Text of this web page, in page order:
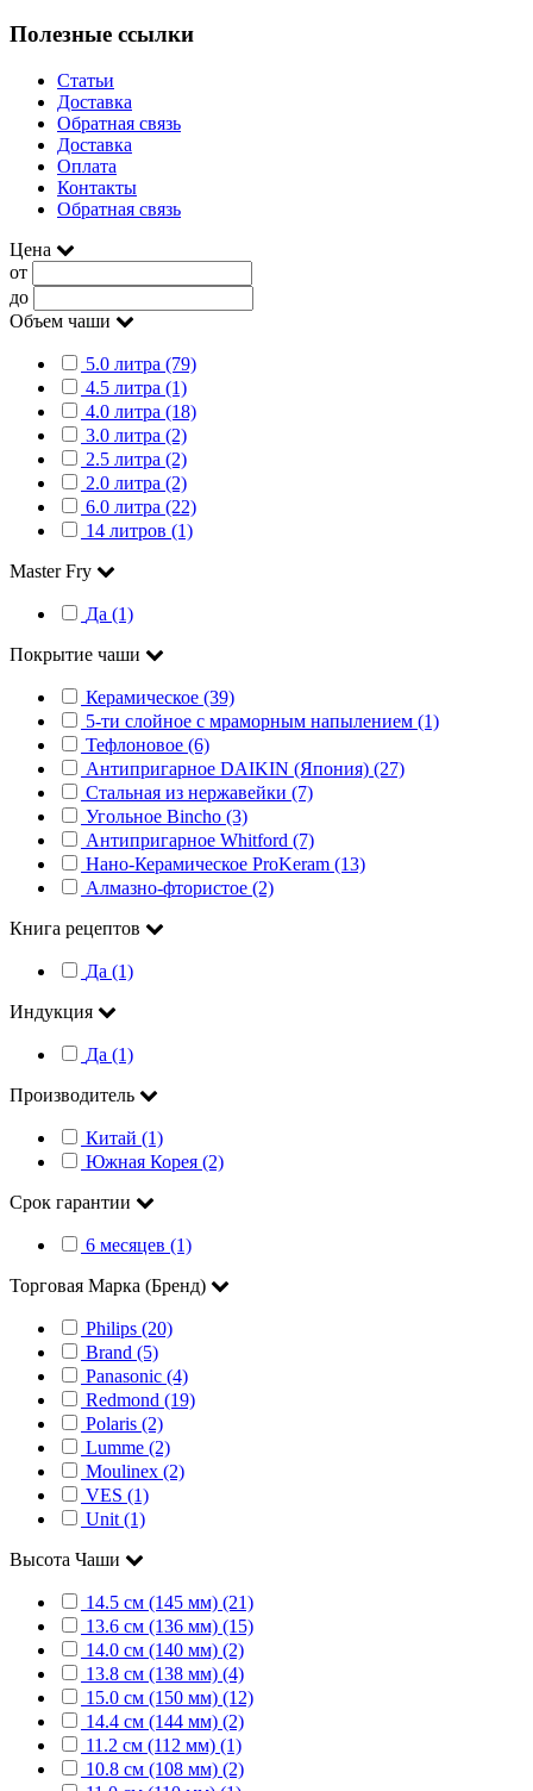
Полезные ссылки
Статьи
Доставка
Обратная связь
Доставка
Оплата
Контакты
Обратная связь
Цена
от
до
Объем чаши
5.0 литра (79)
4.5 литра (1)
4.0 литра (18)
3.0 литра (2)
2.5 литра (2)
2.0 литра (2)
6.0 литра (22)
14 литров (1)
Master Fry
Да (1)
Покрытие чаши
Керамическое (39)
5-ти слойное с мраморным напылением (1)
Тефлоновое (6)
Антипригарное DAIKIN (Япония) (27)
Стальная из нержавейки (7)
Угольное Bincho (3)
Антипригарное Whitford (7)
Нано-Керамическое ProKeram (13)
Алмазно-фтористое (2)
Книга рецептов
Да (1)
Индукция
Да (1)
Производитель
Китай (1)
Южная Корея (2)
Срок гарантии
6 месяцев (1)
Торговая Марка (Бренд)
Philips (20)
Brand (5)
Panasonic (4)
Redmond (19)
Polaris (2)
Lumme (2)
Moulinex (2)
VES (1)
Unit (1)
Высота Чаши
14.5 см (145 мм) (21)
13.6 см (136 мм) (15)
14.0 см (140 мм) (2)
13.8 см (138 мм) (4)
15.0 см (150 мм) (12)
14.4 см (144 мм) (2)
11.2 см (112 мм) (1)
10.8 см (108 мм) (2)